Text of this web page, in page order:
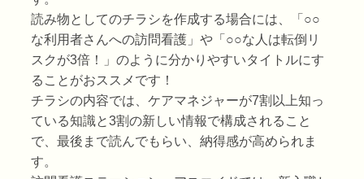
読み物としてのチラシを作成する場合には、「○○
な利用者さんへの訪問看護」や「○○な人は転倒リ
スクが3倍！」のように分かりやすいタイトルにす
ることがおススメです！
チラシの内容では、ケアマネジャーが7割以上知っ
ている知識と3割の新しい情報で構成されること
で、最後まで読んでもらい、納得感が高められま
す。